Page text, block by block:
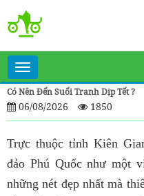
Toggle
navigation
Có Nên Đến Suối Tranh Dịp Tết ?
06/08/2026 1850
Trực thuộc tỉnh Kiên
đảo Phú Quốc như một
những nét đẹp nhất mà